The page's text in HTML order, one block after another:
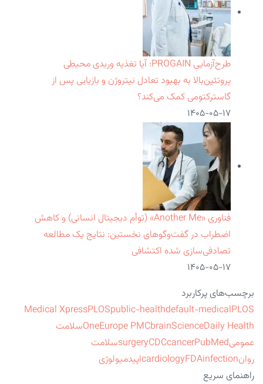
طرح‌آزمایی PROGAIN: آیا تغذیه وریدی محیطی
پروتئین‌بالا به بهبود تعادل نیتروژن و بازیابی پس از
گاسترکتومی کمک می‌کند؟
۱۴۰۵-۰۵-۱۷
فناوری «Another Me» (توأم دیجیتال انسانی) و کاهش
اضطراب در گفت‌وگوهای نخستین: نتایج یک مطالعه
تصادفی‌سازی شده اکتشافی
۱۴۰۵-۰۵-۱۷
برچسب‌های پرکاربرد
Medical XpressPLOSpublic-healthdefault-medicalPLOS
OneEurope PMCbrainScienceDaily Health
سلامت
عمومی
surgeryCDCcancerPubMed
سلامت
روان
cardiologyFDAinfection
اپیدمیولوژی
راهنمای سریع